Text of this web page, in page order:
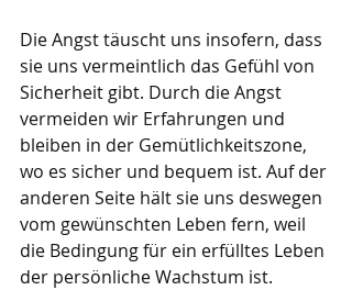
Die Angst täuscht uns insofern, dass
sie uns vermeintlich das Gefühl von
Sicherheit gibt. Durch die Angst
vermeiden wir Erfahrungen und
bleiben in der Gemütlichkeitszone,
wo es sicher und bequem ist. Auf der
anderen Seite hält sie uns deswegen
vom gewünschten Leben fern, weil
die Bedingung für ein erfülltes Leben
der persönliche Wachstum ist.